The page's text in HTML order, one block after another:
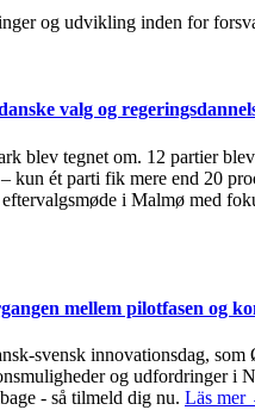
og udvikling inden for
valg og
blev tegnet om. 12 partier
ét parti fik mere end 20
i Malmø med
mellem pilotfasen og
svensk innovationsdag,
og
- så tilmeld dig nu. Läs mer